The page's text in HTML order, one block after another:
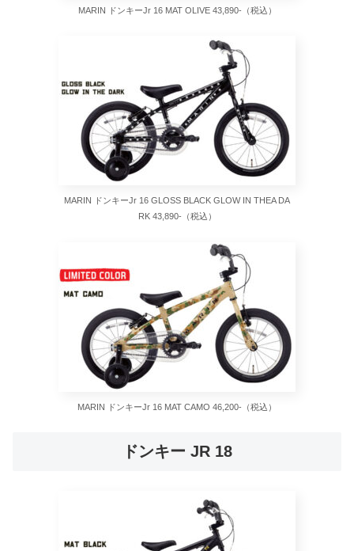
MARIN ドンキーJr 16 MAT OLIVE 43,890-（税込）
MARIN ドンキーJr 16 GLOSS BLACK GLOW IN THEA DA
RK 43,890-（税込）
MARIN ドンキーJr 16 MAT CAMO 46,200-（税込）
ドンキー JR 18